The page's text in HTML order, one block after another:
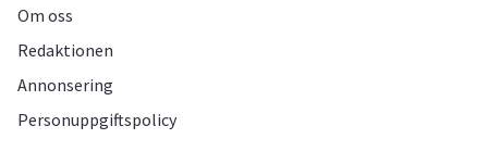
Om oss
Redaktionen
Annonsering
Personuppgiftspolicy